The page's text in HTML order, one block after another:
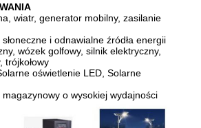
wiatr, generator mobilny, zasilanie
i odnawialne źródła energii
wózek golfowy, silnik elektryczny,
trójkołowy
oświetlenie LED, Solarne
o wysokiej wydajności